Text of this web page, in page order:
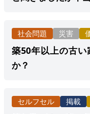
社会問題 災害
築50年以上の古い
か？
セルフセル 掲載